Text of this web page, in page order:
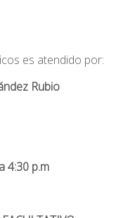
es atendido por:
Rubio
4:30 p.m